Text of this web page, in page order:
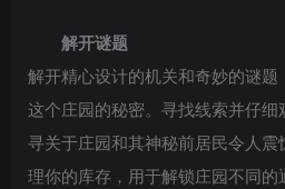
解开谜题
解开精心设计的机关和奇妙的谜
这个庄园的秘密。寻找线索并仔
寻关于庄园和其神秘前居民令人
理你的库存，用于解锁庄园不同